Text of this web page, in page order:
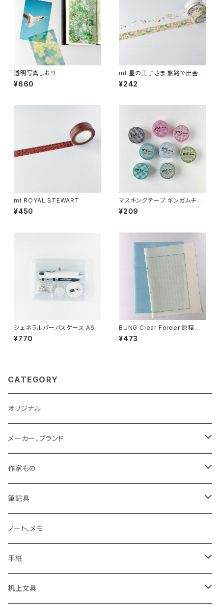
透明写真しおり
¥660
mt 星の王子さま 旅路で出会う
人々/ ステッカー
¥242
mt ROYAL STEWART
¥450
マスキングテープ ギンガムチェ
ック
¥209
ジェネラルパーパスケース A6
¥770
BUNG Clear Forder 原稿用
紙+グラフ用紙
¥473
CATEGORY
オリジナル
メーカー、ブランド
LAMY
Pelikan
KAWEKO
LYRA
rotling
作家もの
オギハラナミ
Noritake
カキノジン
フジワラリツ
筆記具
鉛筆まわり
ボールペン
カラーペン
ノート、メモ
手紙
ポストカード
机上文具